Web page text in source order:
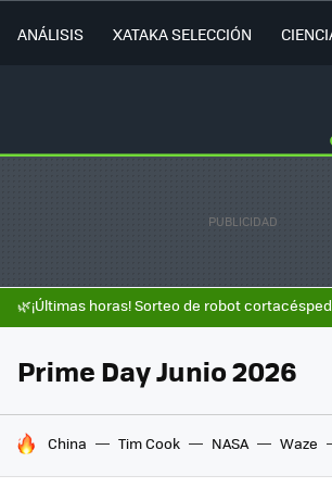
ANÁLISIS XATAKA SELECCIÓN
🌿¡Últimas horas! Sorteo de robot
Prime Day Junio 2026
HOY SE HABLA DE
China Tim Cook NASA Waze